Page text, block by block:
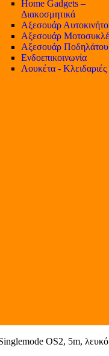
Home Gadgets –
Διακοσμητικά
Αξεσουάρ
Αξεσουάρ
Αξεσουάρ Ποδηλάτου
Ενδοεπικοινωνία
Λουκέτα - Κλειδαριές
OS2, 5m, λευκό